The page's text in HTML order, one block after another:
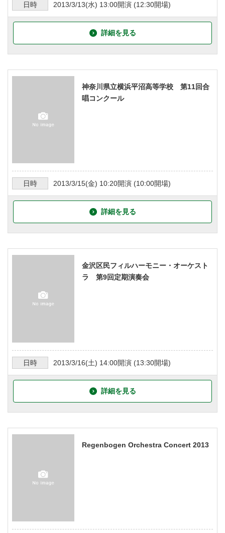
日時 2013/3/13(水) 13:00開演 (12:30開場)
詳細を見る
神奈川県立横浜平沼高等学校 第11回合
唱コンクール
日時 2013/3/15(金) 10:20開演 (10:00開場)
詳細を見る
金沢区民フィルハーモニー・オーケスト
ラ 第9回定期演奏会
日時 2013/3/16(土) 14:00開演 (13:30開場)
詳細を見る
Regenbogen Orchestra Concert 2013